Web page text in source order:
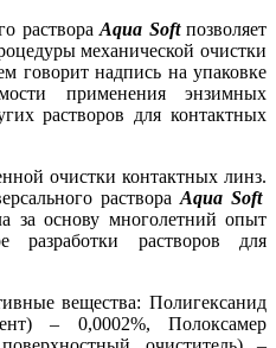
раствораAqua Softпозволяет
механической очистки
говорит надпись на упаковке
применения энзимных
растворов для контактных
очистки контактных линз.
раствора Aqua Soft
за основу многолетний опыт
растворов для
вещества: Полигексанид
– 0,0002%, Полоксамер